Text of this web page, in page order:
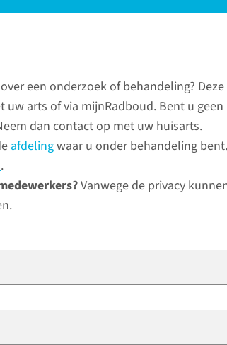
een onderzoek of behandeling?
arts of via mijnRadboud. Bent u geen
dan contact op met uw huisarts.
afdelingwaar u onder behandeling
.
Vanwege de privacy